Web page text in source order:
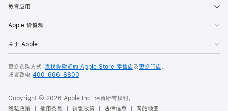
教育应用
Apple 价值观
关于 Apple
更多选购方式：查找你附近的 Apple Store 零售店及更多门店，
或者致电 400-666-8800。
Copyright © 2026 Apple Inc. 保留所有权利。
隐私政策
使用条款 销售政策 法律信息 网站地图